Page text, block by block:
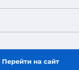
Перейти на сайт